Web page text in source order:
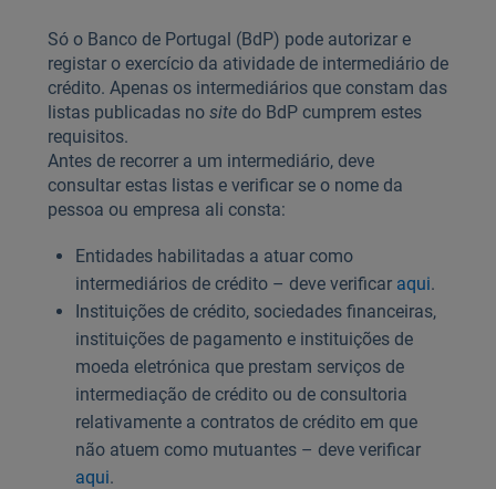
Só o Banco de Portugal (BdP) pode autorizar e
registar o exercício da atividade de intermediário de
crédito. Apenas os intermediários que constam das
listas publicadas no sitedo BdP cumprem estes
requisitos.
Antes de recorrer a um intermediário, deve
consultar estas listas e verificar se o nome da
pessoa ou empresa ali consta:
Entidades habilitadas a atuar como
intermediários de crédito – deve verificar aqui.
Instituições de crédito, sociedades financeiras,
instituições de pagamento e instituições de
moeda eletrónica que prestam serviços de
intermediação de crédito ou de consultoria
relativamente a contratos de crédito em que
não atuem como mutuantes – deve verificar
aqui.